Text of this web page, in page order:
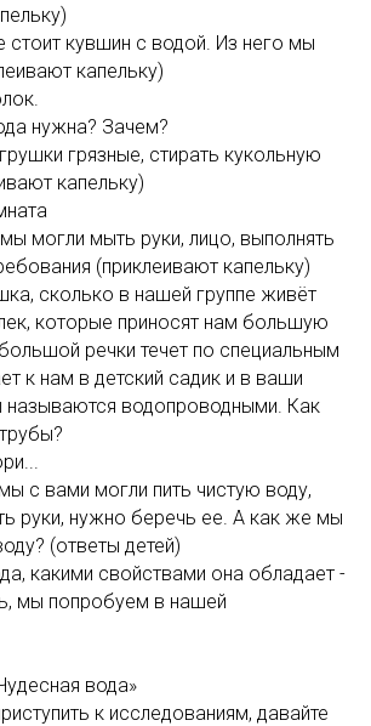
стоит кувшин с водой. Из него мы
капельку)
нужна? Зачем?
грязные, стирать кукольную
капельку)
могли мыть руки, лицо, выполнять
(приклеивают капельку)
сколько в нашей группе живёт
которые приносят нам большую
речки течет по специальным
к нам в детский садик и в ваши
называются водопроводными. Как
с вами могли пить чистую воду,
руки, нужно беречь ее. А как же мы
(ответы детей)
какими свойствами она обладает -
мы попробуем в нашей
вода»
к исследованиям, давайте